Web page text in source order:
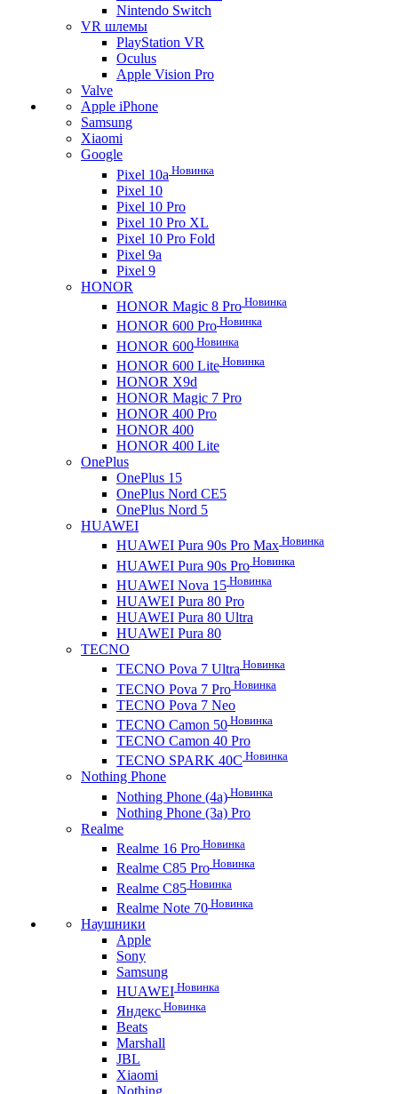
Nintendo Switch
VR шлемы
PlayStation VR
Oculus
Apple Vision Pro
Valve
Apple iPhone
Samsung
Xiaomi
Google
Pixel 10a Новинка
Pixel 10
Pixel 10 Pro
Pixel 10 Pro XL
Pixel 10 Pro Fold
Pixel 9a
Pixel 9
HONOR
HONOR Magic 8 Pro Новинка
HONOR 600 Pro Новинка
HONOR 600 Новинка
HONOR 600 Lite Новинка
HONOR X9d
HONOR Magic 7 Pro
HONOR 400 Pro
HONOR 400
HONOR 400 Lite
OnePlus
OnePlus 15
OnePlus Nord CE5
OnePlus Nord 5
HUAWEI
HUAWEI Pura 90s Pro Max Новинка
HUAWEI Pura 90s Pro Новинка
HUAWEI Nova 15 Новинка
HUAWEI Pura 80 Pro
HUAWEI Pura 80 Ultra
HUAWEI Pura 80
TECNO
TECNO Pova 7 Ultra Новинка
TECNO Pova 7 Pro Новинка
TECNO Pova 7 Neo
TECNO Camon 50 Новинка
TECNO Camon 40 Pro
TECNO SPARK 40C Новинка
Nothing Phone
Nothing Phone (4a) Новинка
Nothing Phone (3a) Pro
Realme
Realme 16 Pro Новинка
Realme C85 Pro Новинка
Realme C85 Новинка
Realme Note 70 Новинка
Наушники
Apple
Sony
Samsung
HUAWEI Новинка
Яндекс Новинка
Beats
Marshall
JBL
Xiaomi